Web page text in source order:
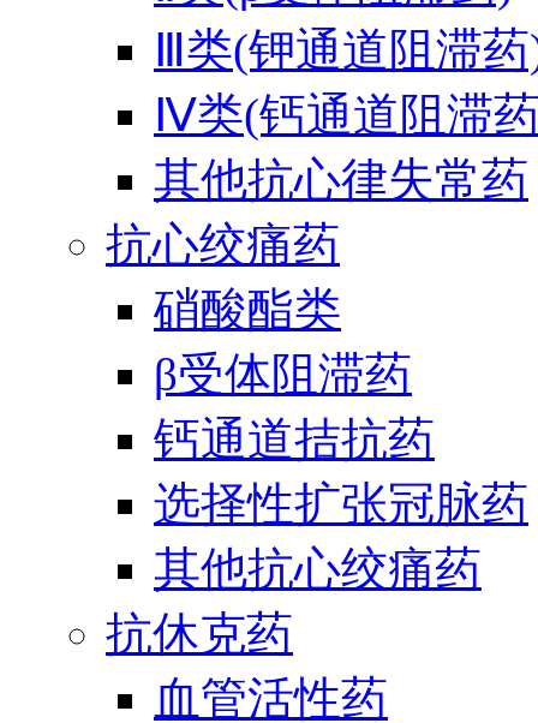
Ⅲ类(钾通道阻滞
Ⅳ类(钙通道阻滞
其他抗心律失常药
抗心绞痛药
硝酸酯类
β受体阻滞药
钙通道拮抗药
选择性扩张冠脉药
其他抗心绞痛药
抗休克药
血管活性药